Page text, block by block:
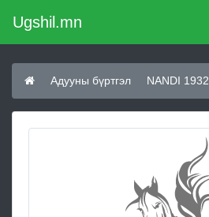
Ugshil.mn
Адууны бүртгэл NANDI 1932